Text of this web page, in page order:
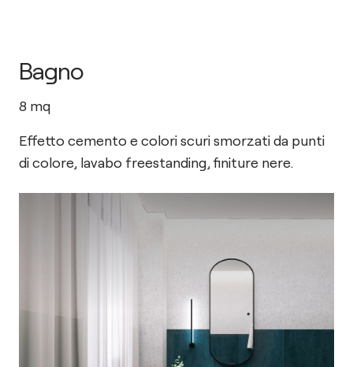
Bagno
8 mq
Effetto cemento e colori scuri smorzati da punti
di colore, lavabo freestanding, finiture nere.